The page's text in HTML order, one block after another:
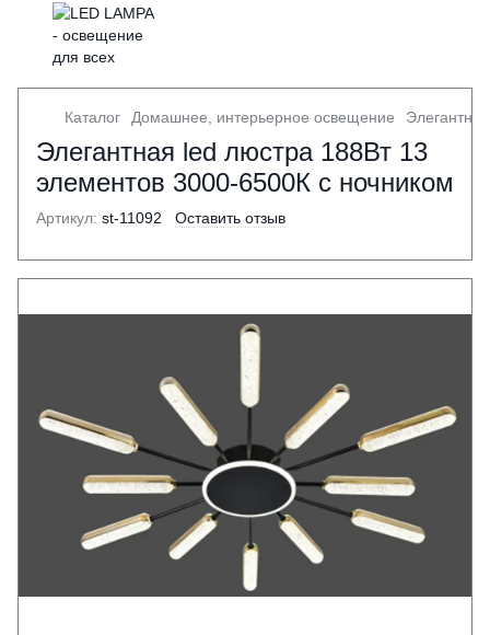
Каталог Домашнее, интерьерное освещение
Элегантная led люстра 188Вт 13
элементов 3000-6500К с ночником
Артикул: st-11092 Оставить отзыв